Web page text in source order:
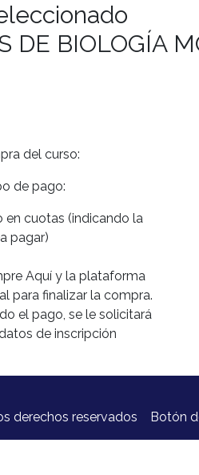
DE BIOLOGÍA
del curso:
de pago:
en cuotas (indicando la
pagar)
Aquí y la plataforma
para finalizar la compra.
el pago, se le solicitará
de inscripción
derechos reservados Botón